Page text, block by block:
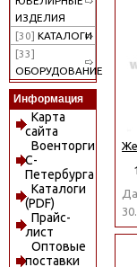
ИЗДЕЛИЯ
[30] КАТАЛОГИ
[33]
ОБОРУДОВАНИЕ
Информация
Карта
сайта
Военторги
С-
Петербурга
Каталоги
(PDF)
Прайс-
лист
Оптовые
поставки